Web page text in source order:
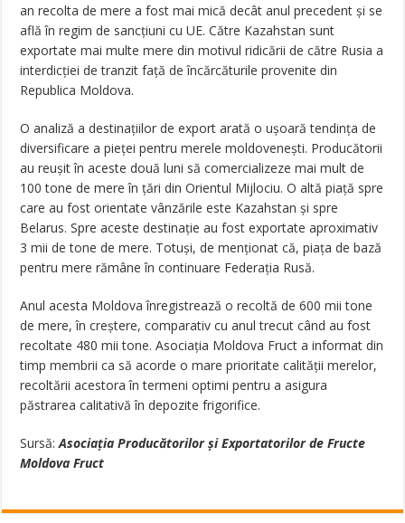
an recolta de mere a fost mai mică decât anul precedent și se
află în regim de sancțiuni cu UE. Către Kazahstan sunt
exportate mai multe mere din motivul ridicării de către Rusia a
interdicției de tranzit față de încărcăturile provenite din
Republica Moldova.
O analiză a destinațiilor de export arată o ușoară tendința de
diversificare a pieței pentru merele moldovenești. Producătorii
au reușit în aceste două luni să comercializeze mai mult de
100 tone de mere în țări din Orientul Mijlociu. O altă piață spre
care au fost orientate vânzările este Kazahstan și spre
Belarus. Spre aceste destinație au fost exportate aproximativ
3 mii de tone de mere. Totuși, de menționat că, piața de bază
pentru mere rămâne în continuare Federația Rusă.
Anul acesta Moldova înregistrează o recoltă de 600 mii tone
de mere, în creștere, comparativ cu anul trecut când au fost
recoltate 480 mii tone. Asociația Moldova Fruct a informat din
timp membrii ca să acorde o mare prioritate calității merelor,
recoltării acestora în termeni optimi pentru a asigura
păstrarea calitativă în depozite frigorifice.
Sursă:Asociația Producătorilor și Exportatorilor de Fructe
Moldova Fruct